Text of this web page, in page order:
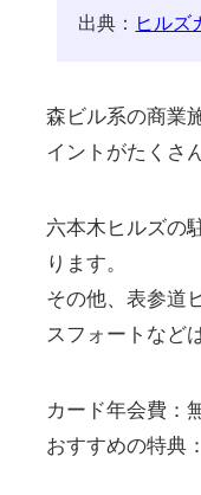
出典： ヒルズ
森ビル系の商業
イントがたくさ
六本木ヒルズの
ります。
その他、表参道
スフォートなど
カード年会費：
おすすめの特典